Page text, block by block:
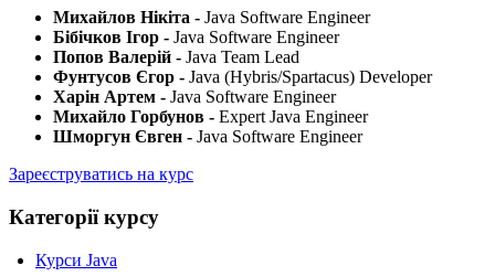
Михайлов Нікіта - Java Software Engineer
Бібічков Ігор - Java Software Engineer
Попов Валерій - Java Team Lead
Фунтусов Єгор - Java (Hybris/Spartacus) Developer
Харін Артем - Java Software Engineer
Михайло Горбунов - Expert Java Engineer
Шморгун Євген - Java Software Engineer
Зареєструватись на курс
Категорії курсу
Курси Java